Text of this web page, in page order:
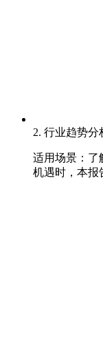
2. 行业趋势分
适用场景：了
机遇时，本报